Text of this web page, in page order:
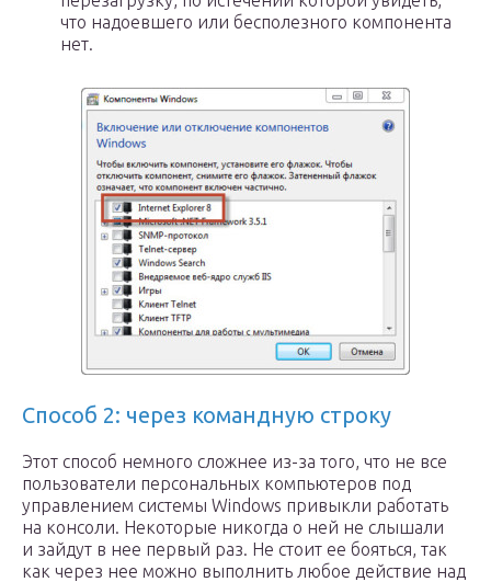
что надоевшего или бесполезного компонента
нет.
Способ 2: через командную строку
Этот способ немного сложнее из-за того, что не все
пользователи персональных компьютеров под
управлением системы Windows привыкли работать
на консоли. Некоторые никогда о ней не слышали
и зайдут в нее первый раз. Не стоит ее бояться, так
как через нее можно выполнить любое действие над